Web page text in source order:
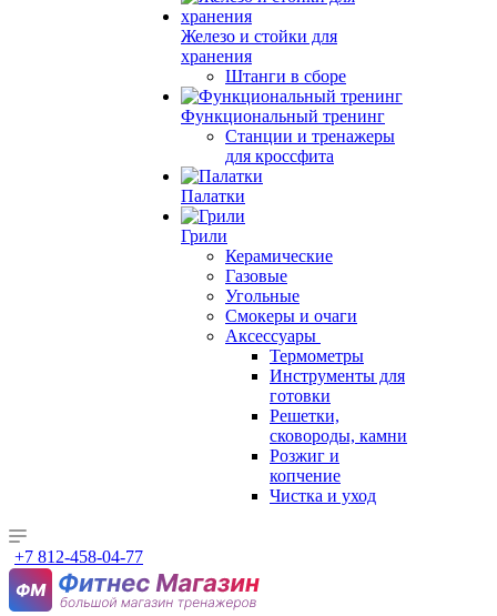
Железо и стойки для
хранения
Штанги в сборе
Функциональный тренинг
Станции и тренажеры
для кроссфита
Палатки
Грили
Керамические
Газовые
Угольные
Смокеры и очаги
Аксессуары
Термометры
Инструменты для
готовки
Решетки,
сковороды, камни
Розжиг и
копчение
Чистка и уход
+7 812-458-04-77